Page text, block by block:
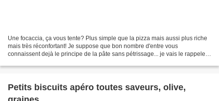
Une focaccia, ça vous tente? Plus simple que la pizza mais aussi plus riche
mais très réconfortant! Je suppose que bon nombre d'entre vous
connaissent dejà le principe de la pâte sans pétrissage... je vais le rappeler
Petits biscuits apéro toutes saveurs, olive,